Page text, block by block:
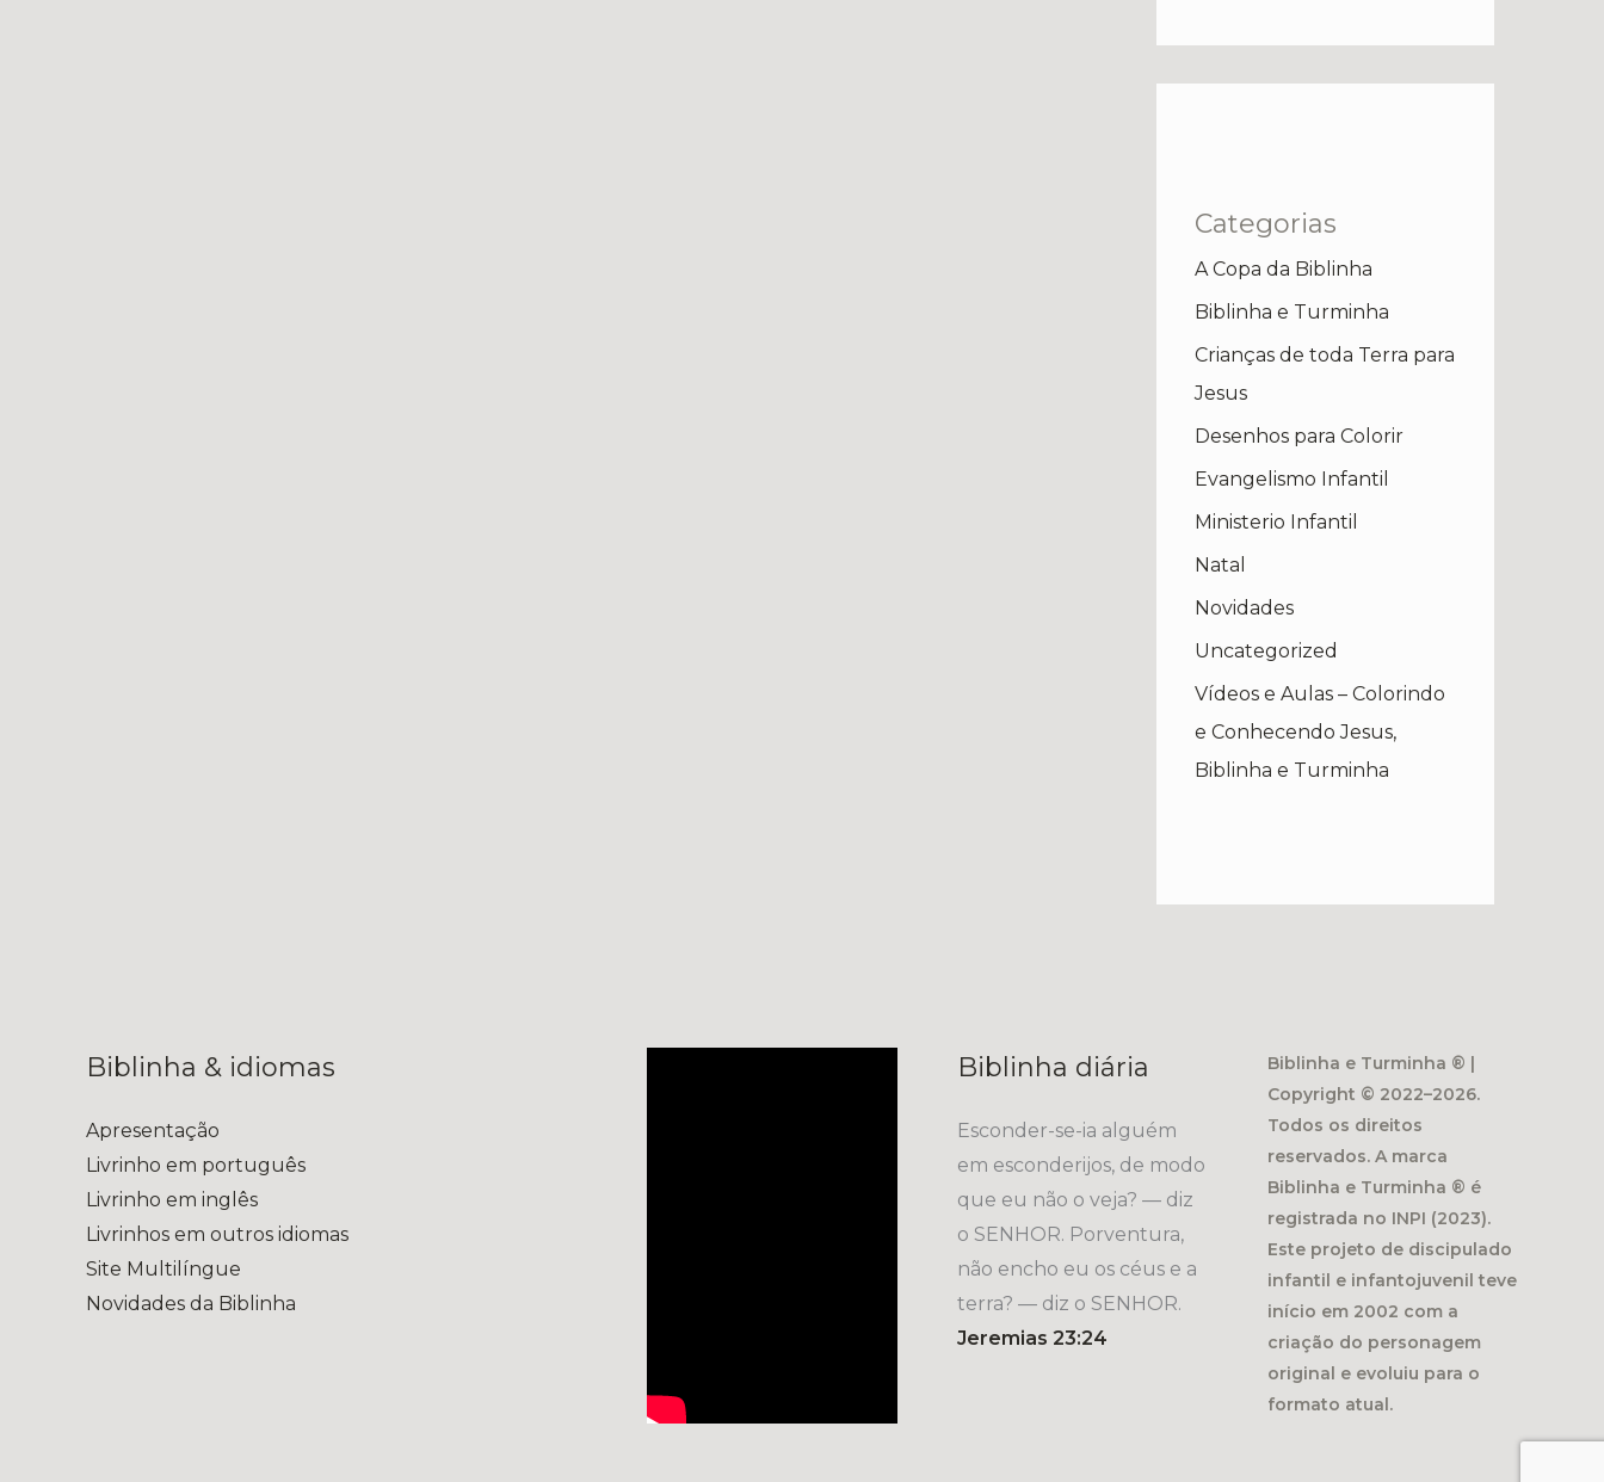
Categorias
A Copa da Biblinha
Biblinha e Turminha
Crianças de toda Terra para
Jesus
Desenhos para Colorir
Evangelismo Infantil
Ministerio Infantil
Natal
Novidades
Uncategorized
Vídeos e Aulas – Colorindo
e Conhecendo Jesus,
Biblinha e Turminha
Biblinha & idiomas
Apresentação
Livrinho em português
Livrinho em inglês
Livrinhos em outros idiomas
Site Multilíngue
Novidades da Biblinha
Biblinha diária
Esconder-se-ia alguém
em esconderijos, de modo
que eu não o veja? — diz
o SENHOR. Porventura,
não encho eu os céus e a
terra? — diz o SENHOR.
Jeremias 23:24
Biblinha e Turminha ® |
Copyright © 2022–2026.
Todos os direitos
reservados. A marca
Biblinha e Turminha ® é
registrada no INPI (2023).
Este projeto de discipulado
infantil e infantojuvenil teve
início em 2002 com a
criação do personagem
original e evoluiu para o
formato atual.